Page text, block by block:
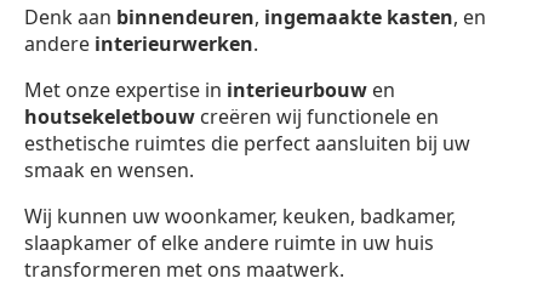
Denk aan binnendeuren, ingemaakte kasten, en
andere interieurwerken.
Met onze expertise in interieurbouw en
houtsekeletbouw creëren wij functionele en
esthetische ruimtes die perfect aansluiten bij uw
smaak en wensen.
Wij kunnen uw woonkamer, keuken, badkamer,
slaapkamer of elke andere ruimte in uw huis
transformeren met ons maatwerk.